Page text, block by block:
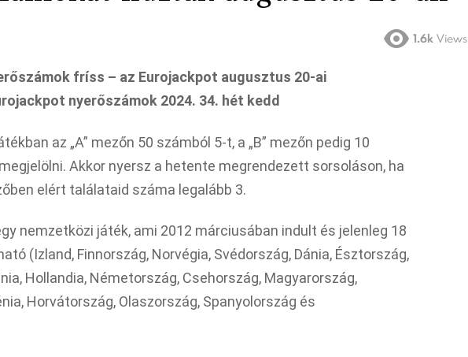
1.6k Views
fríss – az Eurojackpot augusztus 20-ai
nyerőszámok 2024. 34. hét kedd
az „A” mezőn 50 számból 5-t, a „B” mezőn pedig 10
Akkor nyersz a hetente megrendezett sorsoláson, ha
elért találataid száma legalább 3.
nemzetközi játék, ami 2012 márciusában indult és jelenleg 18
(Izland, Finnország, Norvégia, Svédország, Dánia, Észtország,
Hollandia, Németország, Csehország, Magyarország,
Horvátország, Olaszország, Spanyolország és